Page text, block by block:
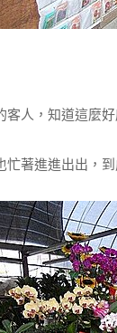
，知道這麼好
著進進出出，到